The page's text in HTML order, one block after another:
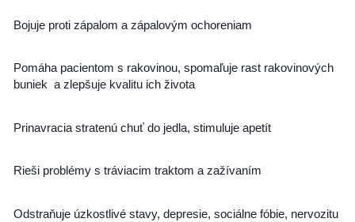
Bojuje proti zápalom a zápalovým ochoreniam
Pomáha pacientom s rakovinou, spomaľuje rast rakovinových
buniek a zlepšuje kvalitu ich života
Prinavracia stratenú chuť do jedla, stimuluje apetít
Rieši problémy s tráviacim traktom a zažívaním
Odstraňuje úzkostlivé stavy, depresie, sociálne fóbie, nervozitu